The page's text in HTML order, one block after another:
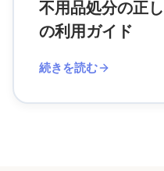
不用品処分の正
の利用ガイド
続きを読む